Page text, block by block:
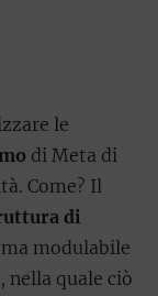
le
di Meta di
Come? Il
di
modulabile
nella quale ciò